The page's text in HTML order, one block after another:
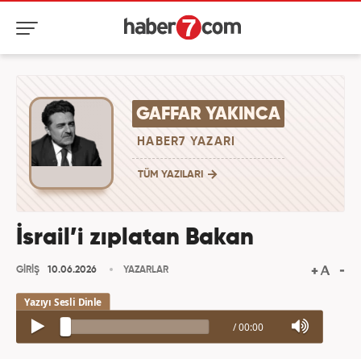
GAFFAR YAKINCA
HABER7 YAZARI
TÜM YAZILARI
İsrail’i zıplatan Bakan
GİRİŞ 10.06.2026 YAZARLAR
/ 00:00